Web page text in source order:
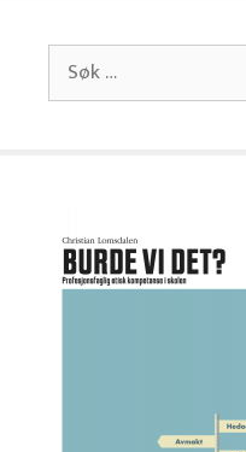
Søk
etter: